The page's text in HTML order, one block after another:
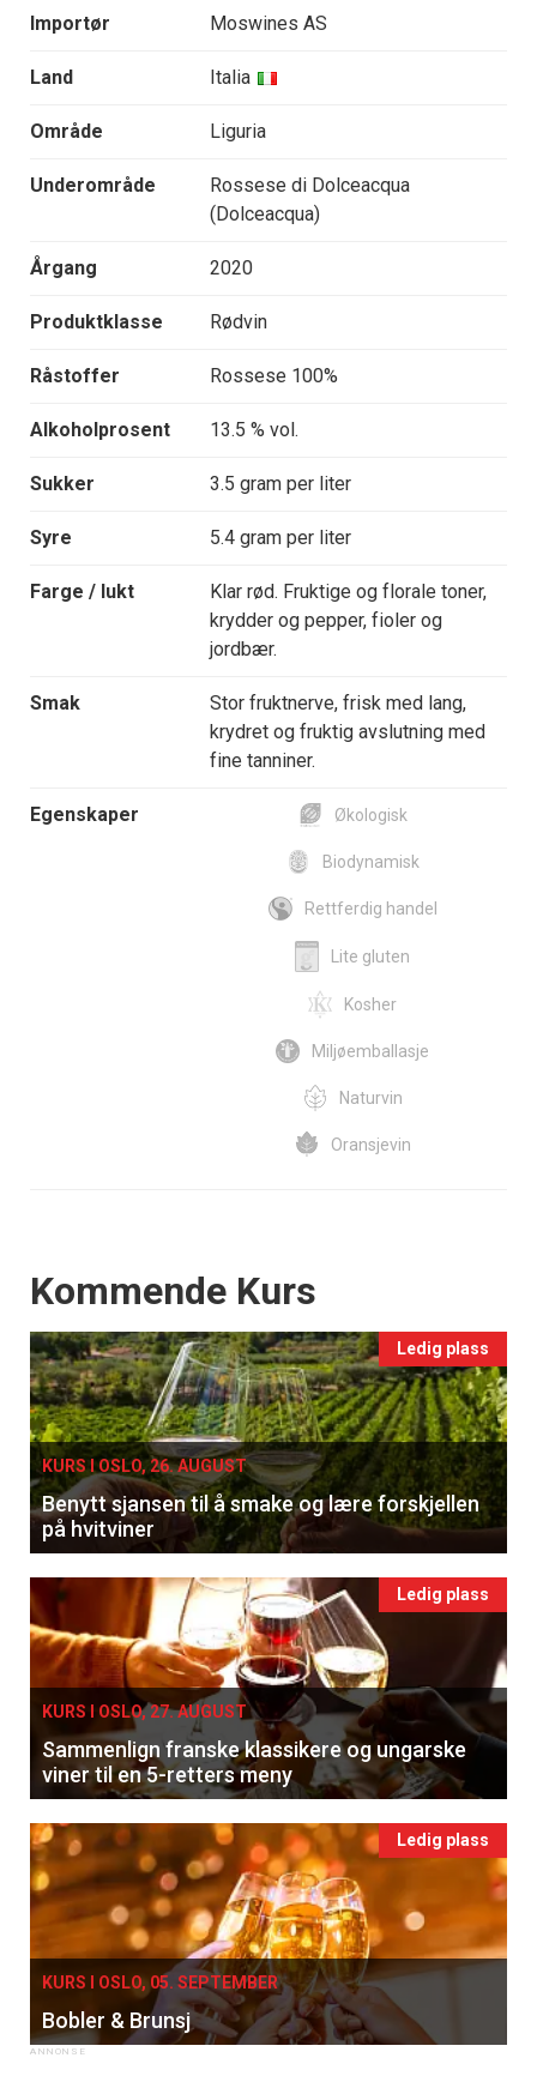
Importør Moswines AS
Land Italia
Område Liguria
Underområde
Rossese di Dolceacqua
(Dolceacqua)
Årgang 2020
Produktklasse Rødvin
Råstoffer Rossese 100%
Alkoholprosent 13.5 % vol.
Sukker 3.5 gram per liter
Syre 5.4 gram per liter
Farge / lukt
Klar rød. Fruktige og florale toner,
krydder og pepper, fioler og
jordbær.
Smak
Stor fruktnerve, frisk med lang,
krydret og fruktig avslutning med
fine tanniner.
Egenskaper Økologisk
Biodynamisk
Rettferdig handel
Lite gluten
Kosher
Miljøemballasje
Naturvin
Oransjevin
Events
Kommende Kurs
Ledig plass
KURS I OSLO, 26. AUGUST
Benytt sjansen til å smake og lære forskjellen
på hvitviner
Ledig plass
KURS I OSLO, 27. AUGUST
Sammenlign franske klassikere og ungarske
viner til en 5-retters meny
Ledig plass
KURS I OSLO, 05. SEPTEMBER
Bobler & Brunsj